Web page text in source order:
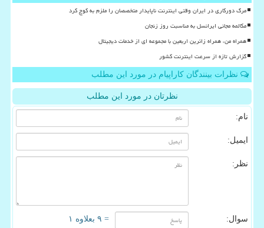
مرگ دورکاری در ایران وقتی اینترنت ناپایدار متخصصان را ملزم به کوچ کرد
مکالمه مجانی ایرانسل به مناسبت روز زنجان
همراه من، همراه زائرین اربعین با مجموعه ای از خدمات دیجیتال
گزارش تازه از سرعت اینترنت کشور
نظرات بینندگان کاراپیام در مورد این مطلب
نظرتان در مورد این مطلب
نام:
ایمیل:
نظر:
سوال: = ۹ بعلاوه ۱